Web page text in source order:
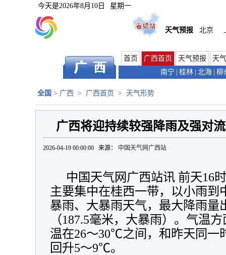
今天是2026年8月10日 星期一
天气预报 北京
首页 广西首页 天气预报
天
南宁
桂林 北海 柳
全国 > 广西 > 广西首页 > 天气形势
广西将迎持续较强降雨及强对
2026-04-19 00:00:00 来源： 中国天气网广西站
中国天气网广西站讯 前天16
主要集中在桂西一带，以小雨到
暴雨、大暴雨天气，最大降雨量
（187.5毫米，大暴雨）。气温
温在26～30℃之间，和昨天同一
回升5～9℃。